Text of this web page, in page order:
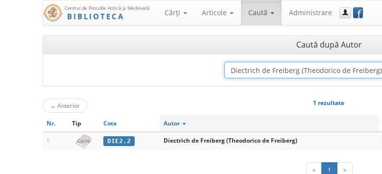
Centrul de Filosofie Antică şi Medievală
BIBLIOTECA Cărţi Articole Caută Administrare f
Caută după Autor
← Anterior 1 rezultate
Nr. Tip Cota Autor
1 Carte DIE2.2 Diectrich de Freiberg (Theodorico de Freiberg)
« 1 »